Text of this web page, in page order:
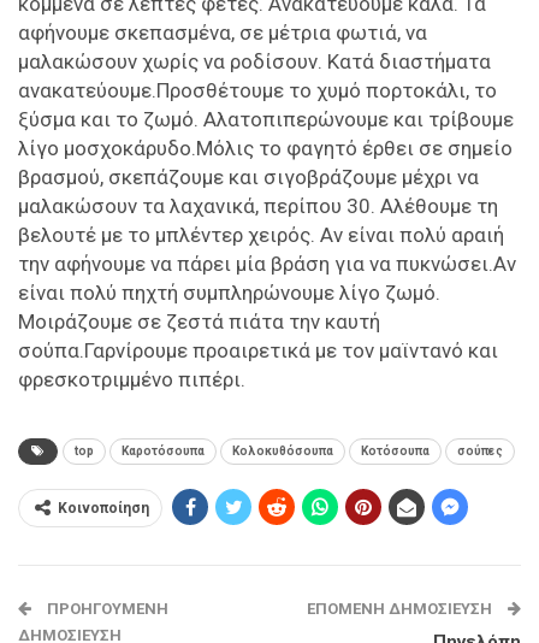
αφήνουμε σκεπασμένα, σε μέτρια φωτιά, να
μαλακώσουν χωρίς να ροδίσουν. Κατά διαστήματα
ανακατεύουμε.Προσθέτουμε το χυμό πορτοκάλι, το
ξύσμα και το ζωμό. Αλατοπιπερώνουμε και τρίβουμε
λίγο μοσχοκάρυδο.Μόλις το φαγητό έρθει σε σημείο
βρασμού, σκεπάζουμε και σιγοβράζουμε μέχρι να
μαλακώσουν τα λαχανικά, περίπου 30. Αλέθουμε τη
βελουτέ με το μπλέντερ χειρός. Αν είναι πολύ αραιή
την αφήνουμε να πάρει μία βράση για να πυκνώσει.Αν
είναι πολύ πηχτή συμπληρώνουμε λίγο ζωμό.
Μοιράζουμε σε ζεστά πιάτα την καυτή
σούπα.Γαρνίρουμε προαιρετικά με τον μαϊντανό και
φρεσκοτριμμένο πιπέρι.
top Καροτόσουπα Κολοκυθόσουπα Κοτόσουπα σούπες
Κοινοποίηση
ΠΡΟΗΓΟΎΜΕΝΗ
ΔΗΜΟΣΊΕΥΣΗ
ΕΠΌΜΕΝΗ ΔΗΜΟΣΊΕΥΣΗ